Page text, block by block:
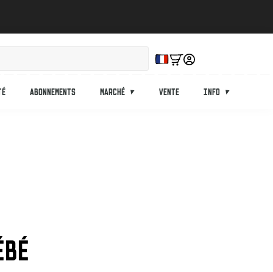
Abonnements Marché Vente Info